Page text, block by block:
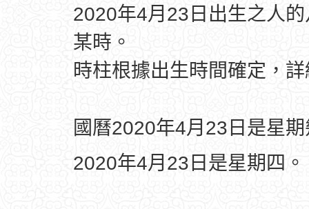
2020年4月23日出生之人
某時。
時柱根據出生時間確定，
國曆2020年4月23日是星
2020年4月23日是星期四。